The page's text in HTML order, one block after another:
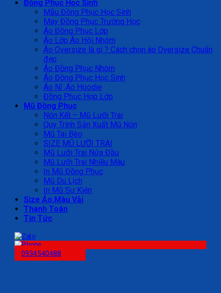
Đồng Phục Học Sinh
Mẫu Đồng Phục Học Sinh
May Đồng Phục Trường Học
Áo Đồng Phục Lớp
Áo Lớp Áo Hội Nhóm
Áo Oversize là gì ? Cách chọn áo Oversize Chuẩn
đẹp
Áo Đồng Phục Nhóm
Áo Đồng Phục Học Sinh
Áo Nỉ ,Áo Hoodie
Đồng Phục Họp Lớp
Mũ Đồng Phục
Nón Kết – Mũ Lưỡi Trai
Quy Trình Sản Xuất Mũ Nón
Mũ Tai Bèo
SIZE MŨ LƯỠI TRAI
Mũ Lưỡi Trai Nửa Đầu
Mũ Lưỡi Trai Nhiều Màu
In Mũ Đồng Phục
Mũ Du Lịch
In Mũ Sự Kiện
Size Áo,Màu Vải
Thanh Toán
Tin Tức
0934540488